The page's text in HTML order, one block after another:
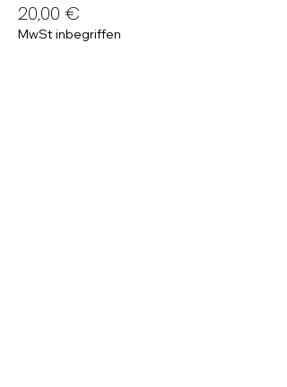
20,00 €
MwSt inbegriffen